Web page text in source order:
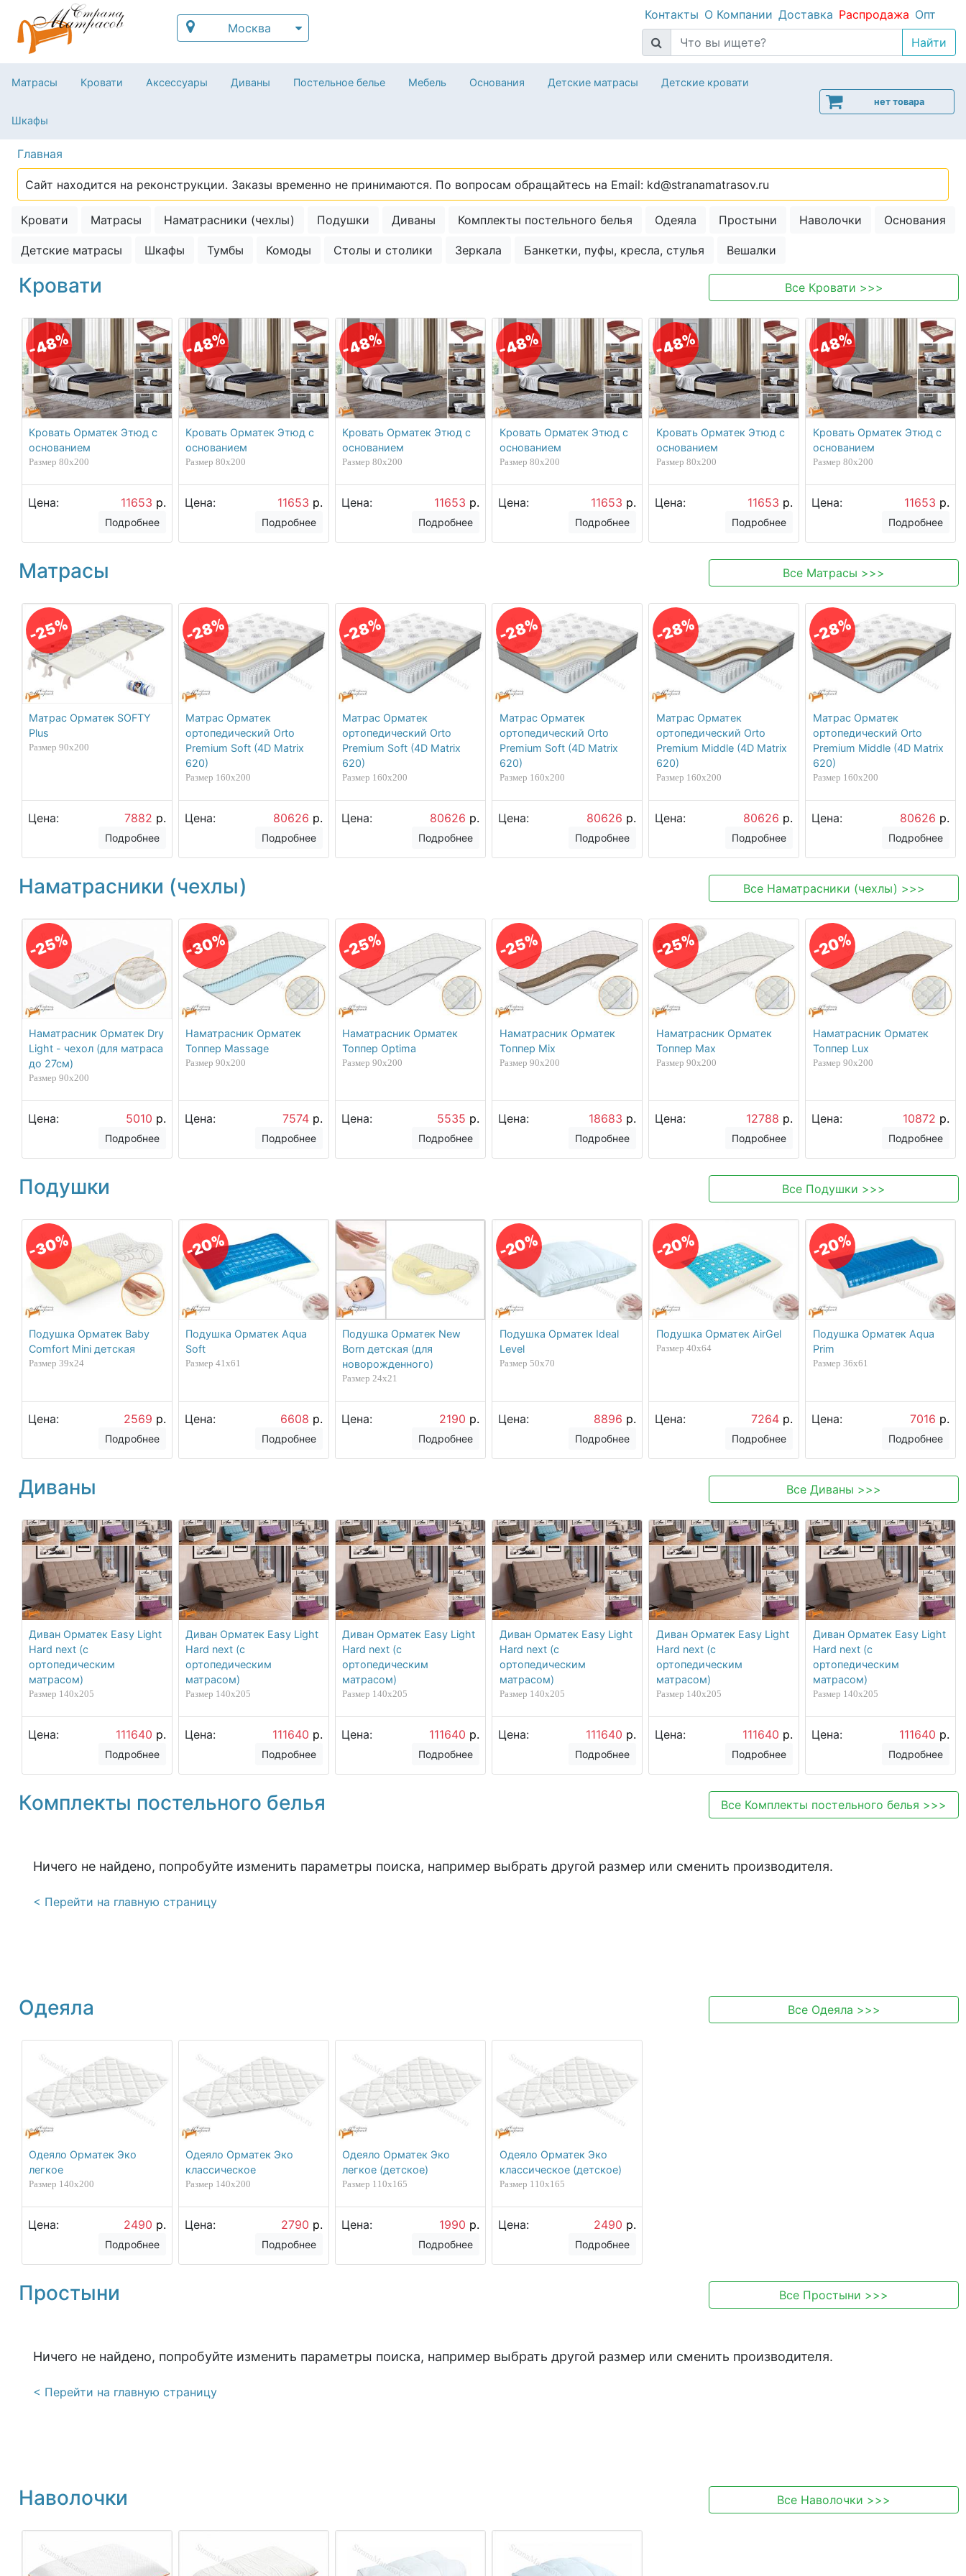
Москва
Контакты О Компании Доставка Распродажа Опт
Матрасы Кровати Аксессуары Диваны Постельное белье Мебель Основания Детские матрасы Детские кровати
Шкафы
нет товара
Главная
Сайт находится на реконструкции. Заказы временно не принимаются. По вопросам обращайтесь на Email: kd@stranamatrasov.ru
Кровати Матрасы Наматрасники (чехлы) Подушки Диваны Комплекты постельного белья Одеяла Простыни Наволочки Основания
Детские матрасы Шкафы Тумбы Комоды Столы и столики Зеркала Банкетки, пуфы, кресла, стулья Вешалки
Кровати Все Кровати >>>
-48%
Кровать Орматек Этюд с
основанием
Размер 80х200
Цена: 11653 р.
Подробнее
-48%
Кровать Орматек Этюд с
основанием
Размер 80х200
Цена: 11653 р.
Подробнее
-48%
Кровать Орматек Этюд с
основанием
Размер 80х200
Цена: 11653 р.
Подробнее
-48%
Кровать Орматек Этюд с
основанием
Размер 80х200
Цена: 11653 р.
Подробнее
-48%
Кровать Орматек Этюд с
основанием
Размер 80х200
Цена: 11653 р.
Подробнее
-48%
Кровать Орматек Этюд с
основанием
Размер 80х200
Цена: 11653 р.
Подробнее
Матрасы Все Матрасы >>>
-25%
Матрас Орматек SOFTY
Plus
Размер 90х200
Цена: 7882 р.
Подробнее
-28%
Матрас Орматек
ортопедический Orto
Premium Soft (4D Matrix
620)
Размер 160х200
Цена: 80626 р.
Подробнее
-28%
Матрас Орматек
ортопедический Orto
Premium Soft (4D Matrix
620)
Размер 160х200
Цена: 80626 р.
Подробнее
-28%
Матрас Орматек
ортопедический Orto
Premium Soft (4D Matrix
620)
Размер 160х200
Цена: 80626 р.
Подробнее
-28%
Матрас Орматек
ортопедический Orto
Premium Middle (4D Matrix
620)
Размер 160х200
Цена: 80626 р.
Подробнее
-28%
Матрас Орматек
ортопедический Orto
Premium Middle (4D Matrix
620)
Размер 160х200
Цена: 80626 р.
Подробнее
Наматрасники (чехлы) Все Наматрасники (чехлы) >>>
-25%
Наматрасник Орматек Dry
Light - чехол (для матраса
до 27см)
Размер 90х200
Цена: 5010 р.
Подробнее
-30%
Наматрасник Орматек
Топпер Massage
Размер 90х200
Цена: 7574 р.
Подробнее
-25%
Наматрасник Орматек
Топпер Optima
Размер 90х200
Цена: 5535 р.
Подробнее
-25%
Наматрасник Орматек
Топпер Mix
Размер 90х200
Цена: 18683 р.
Подробнее
-25%
Наматрасник Орматек
Топпер Max
Размер 90х200
Цена: 12788 р.
Подробнее
-20%
Наматрасник Орматек
Топпер Lux
Размер 90х200
Цена: 10872 р.
Подробнее
Подушки Все Подушки >>>
-30%
Подушка Орматек Baby
Comfort Mini детская
Размер 39x24
Цена: 2569 р.
Подробнее
-20%
Подушка Орматек Aqua
Soft
Размер 41x61
Цена: 6608 р.
Подробнее
Подушка Орматек New
Born детская (для
новорожденного)
Размер 24х21
Цена: 2190 р.
Подробнее
-20%
Подушка Орматек Ideal
Level
Размер 50х70
Цена: 8896 р.
Подробнее
-20%
Подушка Орматек AirGel
Размер 40х64
Цена: 7264 р.
Подробнее
-20%
Подушка Орматек Aqua
Prim
Размер 36х61
Цена: 7016 р.
Подробнее
Диваны ВсеДиваны >>>
Диван Орматек Easy Light
Hard next (с
ортопедическим
матрасом)
Размер 140х205
Цена: 111640 р.
Подробнее
Диван Орматек Easy Light
Hard next (с
ортопедическим
матрасом)
Размер 140х205
Цена: 111640 р.
Подробнее
Диван Орматек Easy Light
Hard next (с
ортопедическим
матрасом)
Размер 140х205
Цена: 111640 р.
Подробнее
Диван Орматек Easy Light
Hard next (с
ортопедическим
матрасом)
Размер 140х205
Цена: 111640 р.
Подробнее
Диван Орматек Easy Light
Hard next (с
ортопедическим
матрасом)
Размер 140х205
Цена: 111640 р.
Подробнее
Диван Орматек Easy Light
Hard next (с
ортопедическим
матрасом)
Размер 140х205
Цена: 111640 р.
Подробнее
Комплекты постельного белья Все Комплекты постельного белья >>>
Ничего не найдено, попробуйте изменить параметры поиска, например выбрать другой размер или сменить производителя.
< Перейти на главную страницу
Одеяла Все Одеяла >>>
Одеяло Орматек Эко
легкое
Размер 140х200
Цена: 2490 р.
Подробнее
Одеяло Орматек Эко
классическое
Размер 140х200
Цена: 2790 р.
Подробнее
Одеяло Орматек Эко
легкое (детское)
Размер 110х165
Цена: 1990 р.
Подробнее
Одеяло Орматек Эко
классическое (детское)
Размер 110х165
Цена: 2490 р.
Подробнее
Простыни Все Простыни >>>
Ничего не найдено, попробуйте изменить параметры поиска, например выбрать другой размер или сменить производителя.
< Перейти на главную страницу
Наволочки Все Наволочки >>>